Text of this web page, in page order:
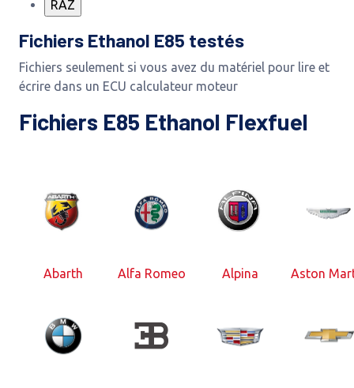
Fichiers Ethanol E85 testés
Fichiers seulement si vous avez du matériel pour lire et
écrire dans un ECU calculateur moteur
Fichiers E85 Ethanol Flexfuel
Abarth Alfa Romeo Alpina Aston